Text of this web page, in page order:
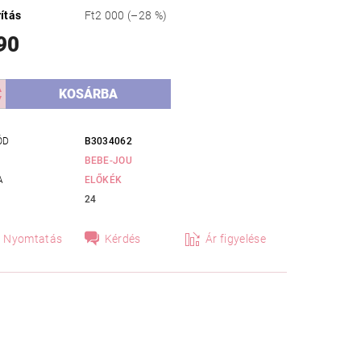
Ft2 000 (–28 %)
B3034062
BEBE-JOU
ELŐKÉK
24
Nyomtatás Kérdés Ár figyelése